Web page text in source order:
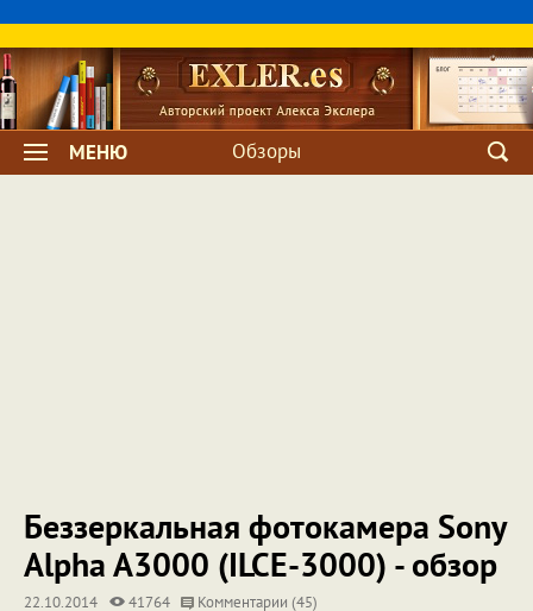
МЕНЮ Обзоры
Беззеркальная фотокамера Sony
Alpha A3000 (ILCE-3000) - обзор
22.10.2014 41764 Комментарии (45)